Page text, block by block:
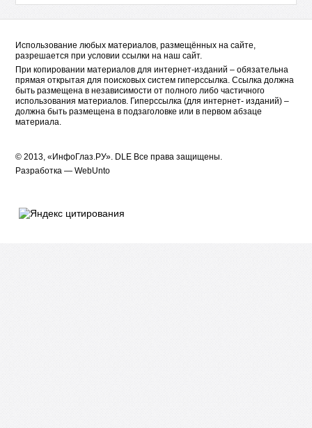
Использование любых материалов, размещённых на сайте,
разрешается при условии ссылки на наш сайт.
При копировании материалов для интернет-изданий – обязательна
прямая открытая для поисковых систем гиперссылка. Ссылка должна
быть размещена в независимости от полного либо частичного
использования материалов. Гиперссылка (для интернет- изданий) –
должна быть размещена в подзаголовке или в первом абзаце
материала.
© 2013, «ИнфоГлаз.РУ». DLE Все права защищены.
Разработка —WebUnto